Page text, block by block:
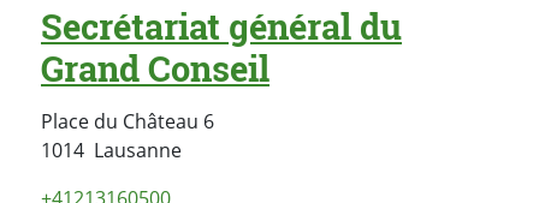
Secrétariat général du
Grand Conseil
Place du Château 6
1014 LausanneSuisse